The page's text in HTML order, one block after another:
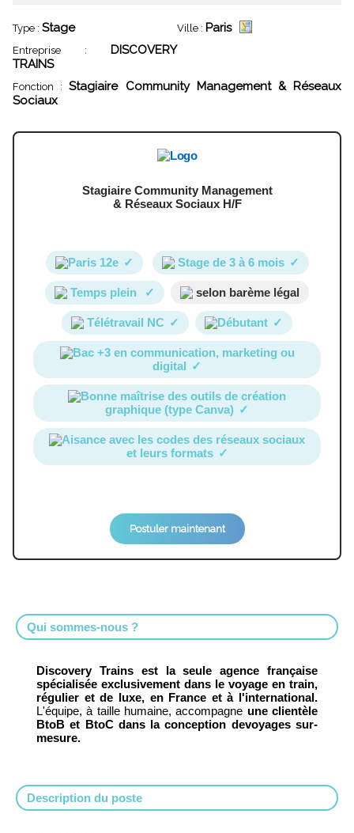
Type : Stage Ville : Paris
Entreprise : DISCOVERY
TRAINS
Fonction :Stagiaire Community Management & Réseaux
Sociaux
Stagiaire Community Management
& Réseaux Sociaux H/F
Paris 12e ✓ Stage de 3 à 6 mois ✓
Temps plein ✓ selon barème légal
Télétravail NC ✓ Débutant ✓
Bac +3 en communication, marketing ou
digital ✓
Bonne maîtrise des outils de création
graphique (type Canva) ✓
Aisance avec les codes des réseaux sociaux
et leurs formats ✓
Postuler maintenant
Qui sommes-nous ?
Discovery Trains est la seule agence française
spécialisée exclusivement dans le voyage en train,
régulier et de luxe, en France et à l'international.
L'équipe, à taille humaine, accompagne une clientèle
BtoB et BtoC dans la conception devoyages sur-
mesure.
Description du poste